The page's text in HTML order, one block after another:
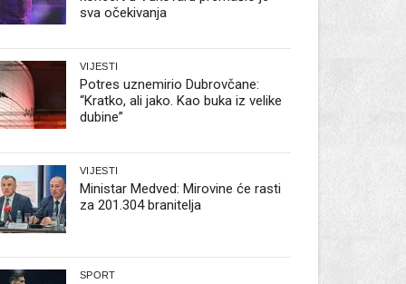
sva očekivanja
VIJESTI
Potres uznemirio Dubrovčane:
“Kratko, ali jako. Kao buka iz velike
dubine”
VIJESTI
Ministar Medved: Mirovine će rasti
za 201.304 branitelja
SPORT